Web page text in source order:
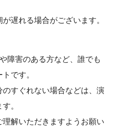
遅れる場合がございます。
障害のある方など、誰でも
です。
すぐれない場合などは、演
。
解いただきますようお願い